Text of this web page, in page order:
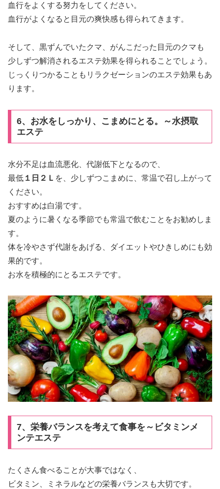
血行をよくする努力をしてください。
血行がよくなると目元の爽快感も得られてきます。
そして、黒ずんでいたクマ、がんこだった目元のクマも
少しずつ解消されるエステ効果を得られることでしょう。
じっくりつかることもリラクゼーションのエステ効果もあ
ります。
6、お水をしっかり、こまめにとる。～水摂取
エステ
水分不足は血流悪化、代謝低下となるので、
最低 １日２Ｌ を、少しずつこまめに、常温で召し上がって
ください。
おすすめは白湯です。
夏のように暑くなる季節でも常温で飲むことをお勧めしま
す。
体を冷やさず代謝をあげる、ダイエットやひきしめにも効
果的です。
お水を積極的にとるエステです。
7、栄養バランスを考えて食事を～ビタミンメ
ンテエステ
たくさん食べることが大事ではなく、
ビタミン、ミネラルなどの栄養バランスも大切です。